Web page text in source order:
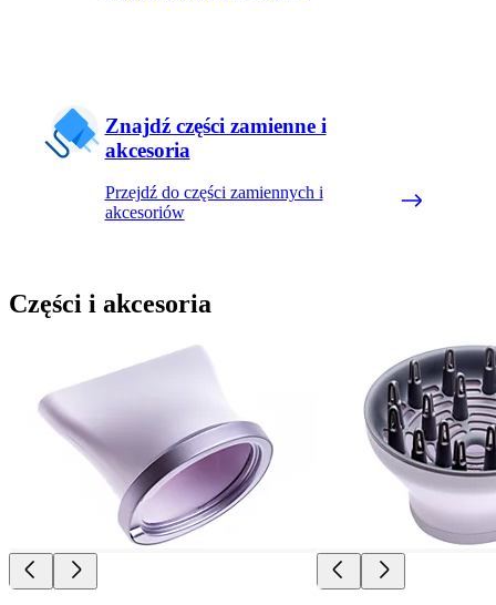
Znajdź części zamienne i
akcesoria
Przejdź do części zamiennych i
akcesoriów
Części i akcesoria